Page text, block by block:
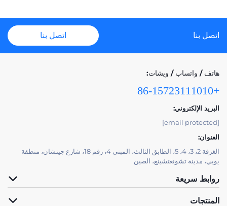
اتصل بنا اتصل بنا
هاتف / واتساب / ويشات:
+86-15723111010
البريد الإلكتروني:
[email protected]
العنوان:
الغرفة 2، 3، 4، 5، الطابق الثالث، المبنى 4، رقم 18، شارع جينشان، منطقة
يوبي، مدينة تشونغتشينغ، الصين
روابط سريعة
المنتجات